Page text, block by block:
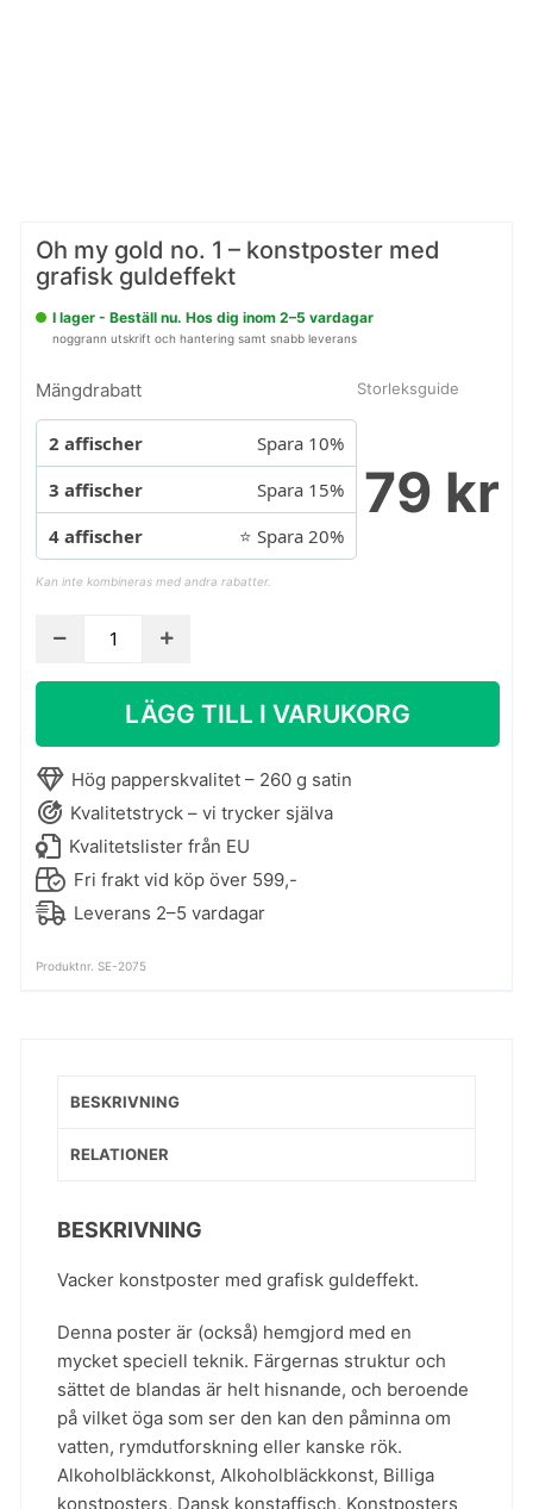
Oh my gold no. 1 – konstposter med
grafisk guldeffekt
I lager - Beställ nu. Hos dig inom 2–5 vardagar
noggrann utskrift och hantering samt snabb leverans
Storleksguide
Mängdrabatt
2 affischer
Spara 10%
3 affischer
Spara 15%
4 affischer
⭐ Spara 20%
Kan inte kombineras med andra rabatter.
79 kr
gold
-
konstposter
med
grafisk
guldeffekt
mängd
LÄGG TILL I VARUKORG
Hög papperskvalitet – 260 g satin
Kvalitetstryck – vi trycker själva
Kvalitetslister från EU
Fri frakt vid köp över 599,-
Leverans 2–5 vardagar
Produktnr. SE-2075
BESKRIVNING
RELATIONER
BESKRIVNING
Vacker konstposter med grafisk guldeffekt.
Denna poster är (också) hemgjord med en
mycket speciell teknik. Färgernas struktur och
sättet de blandas är helt hisnande, och beroende
på vilket öga som ser den kan den påminna om
vatten, rymdutforskning eller kanske rök.
Alkoholbläckkonst, Alkoholbläckkonst, Billiga
konstposters, Dansk konstaffisch, Konstposters